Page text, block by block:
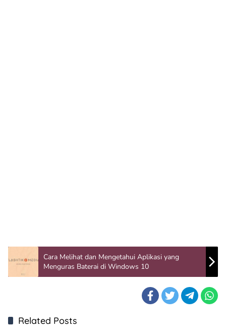
Cara Melihat dan Mengetahui Aplikasi yang
Menguras Baterai di Windows 10
Related Posts